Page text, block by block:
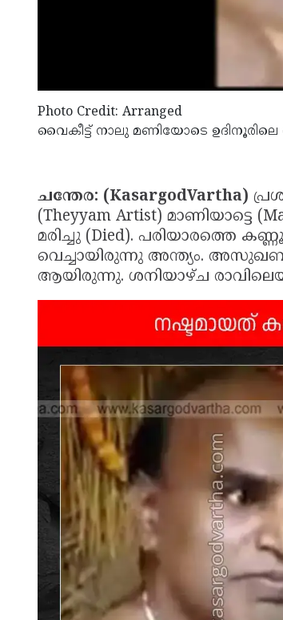
Photo Credit: Arranged
വൈകീട്ട് നാലു മണിയോടെ
ചന്തേര: (KasargodVartha)
(Theyyam Artist)
മരിച്ചു (Died). പരിയാരത്തെ
വെച്ചായിരുന്നു അന്ത്യം.
ആയിരുന്നു. ശനിയാഴ്ച